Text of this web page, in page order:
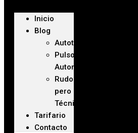
Inicio
Blog
Autoteca
Pulso
Automotriz
Rudo
pero
Técnico
Tarifario
Contacto